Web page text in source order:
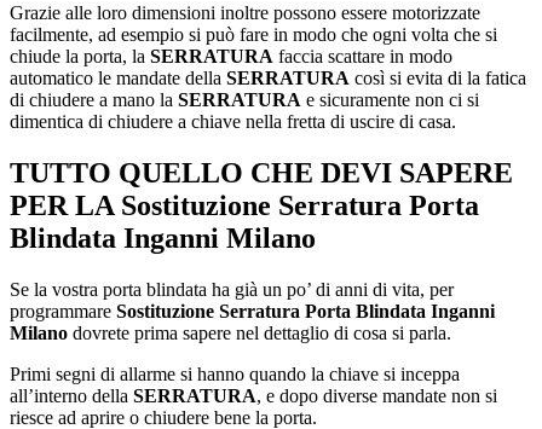
Grazie alle loro dimensioni inoltre possono essere motorizzate
facilmente, ad esempio si può fare in modo che ogni volta che si
chiude la porta, la SERRATURA faccia scattare in modo
automatico le mandate della SERRATURA così si evita di la fatica
di chiudere a mano la SERRATURA e sicuramente non ci si
dimentica di chiudere a chiave nella fretta di uscire di casa.
TUTTO QUELLO CHE DEVI SAPERE
PER LA Sostituzione Serratura Porta
Blindata Inganni Milano
Se la vostra porta blindata ha già un po’ di anni di vita, per
programmare Sostituzione Serratura Porta Blindata Inganni
Milano dovrete prima sapere nel dettaglio di cosa si parla.
Primi segni di allarme si hanno quando la chiave si inceppa
all’interno della SERRATURA, e dopo diverse mandate non si
riesce ad aprire o chiudere bene la porta.